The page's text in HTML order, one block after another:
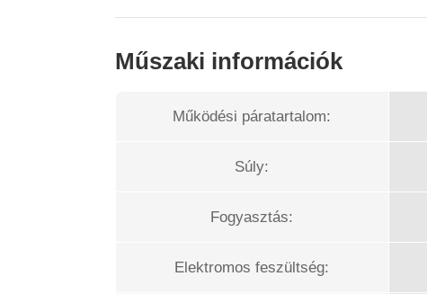
Műszaki információk
Működési páratartalom:
Súly:
Fogyasztás:
Elektromos feszültség: